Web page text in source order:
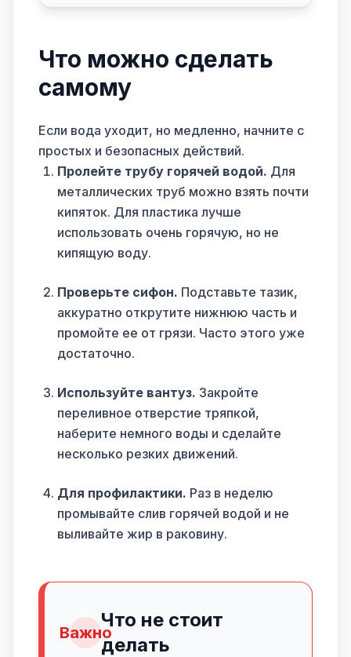
Что можно сделать
самому
Если вода уходит, но медленно, начните с
простых и безопасных действий.
Пролейте трубу горячей водой. Для
металлических труб можно взять почти
кипяток. Для пластика лучше
использовать очень горячую, но не
кипящую воду.
Проверьте сифон. Подставьте тазик,
аккуратно открутите нижнюю часть и
промойте ее от грязи. Часто этого уже
достаточно.
Используйте вантуз. Закройте
переливное отверстие тряпкой,
наберите немного воды и сделайте
несколько резких движений.
Для профилактики. Раз в неделю
промывайте слив горячей водой и не
выливайте жир в раковину.
Важно
Что не стоит
делать